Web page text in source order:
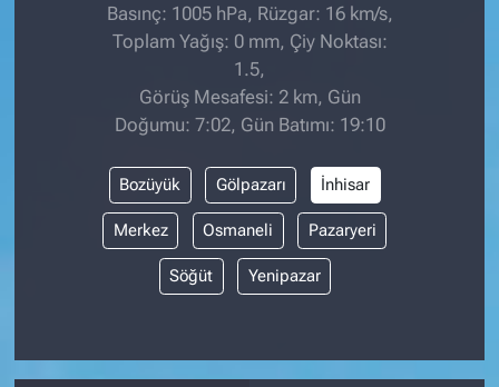
Basınç: 1005 hPa, Rüzgar: 16 km/s,
Toplam Yağış: 0 mm, Çiy Noktası:
1.5,
Görüş Mesafesi: 2 km, Gün
Doğumu: 7:02, Gün Batımı: 19:10
Bozüyük Gölpazarı İnhisar
Merkez Osmaneli Pazaryeri
Söğüt Yenipazar